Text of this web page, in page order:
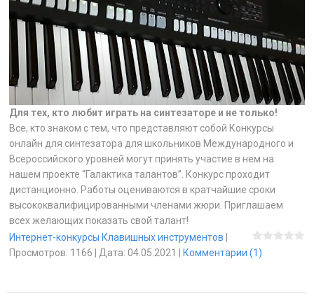
Для тех, кто любит играть на синтезаторе и не только!
Все, кто знаком с тем, что представляют собой Конкурсы
онлайн для синтезатора для школьников Международного и
Всероссийского уровней могут принять участие в нем на
нашем проекте “Галактика талантов”. Конкурс проходит
дистанционно. Работы оцениваются в кратчайшие сроки
высококвалифицированными членами жюри. Приглашаем
всех желающих показать свой талант!
Интернет-конкурсы Клавишных инструментов
Просмотров: 1166 Дата: 04.05.2021 Комментарии (1)